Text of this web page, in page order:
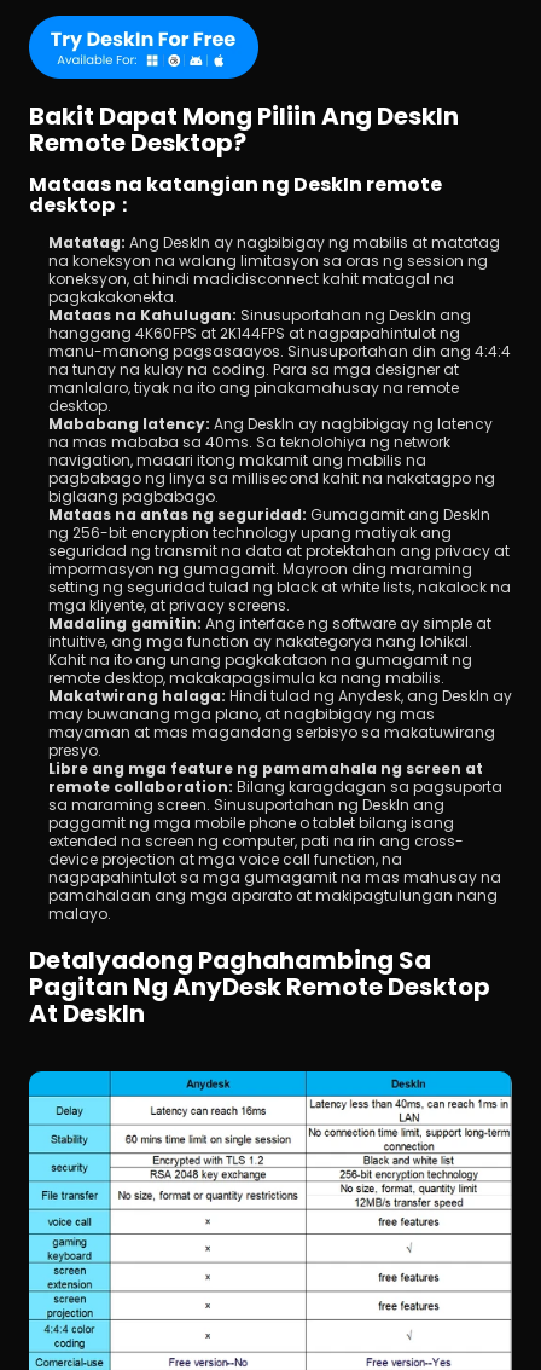
Bakit Dapat Mong Piliin Ang DeskIn
Remote Desktop?
Mataas na katangian ng DeskIn remote
desktop：
Matatag: Ang DeskIn ay nagbibigay ng mabilis at matatag
na koneksyon na walang limitasyon sa oras ng session ng
koneksyon, at hindi madidisconnect kahit matagal na
pagkakakonekta.
Mataas na Kahulugan: Sinusuportahan ng DeskIn ang
hanggang 4K60FPS at 2K144FPS at nagpapahintulot ng
manu-manong pagsasaayos. Sinusuportahan din ang 4:4:4
na tunay na kulay na coding. Para sa mga designer at
manlalaro, tiyak na ito ang pinakamahusay na remote
desktop.
Mababang latency: Ang DeskIn ay nagbibigay ng latency
na mas mababa sa 40ms. Sa teknolohiya ng network
navigation, maaari itong makamit ang mabilis na
pagbabago ng linya sa millisecond kahit na nakatagpo ng
biglaang pagbabago.
Mataas na antas ng seguridad: Gumagamit ang DeskIn
ng 256-bit encryption technology upang matiyak ang
seguridad ng transmit na data at protektahan ang privacy at
impormasyon ng gumagamit. Mayroon ding maraming
setting ng seguridad tulad ng black at white lists, nakalock na
mga kliyente, at privacy screens.
Madaling gamitin: Ang interface ng software ay simple at
intuitive, ang mga function ay nakategorya nang lohikal.
Kahit na ito ang unang pagkakataon na gumagamit ng
remote desktop, makakapagsimula ka nang mabilis.
Makatwirang halaga: Hindi tulad ng Anydesk, ang DeskIn ay
may buwanang mga plano, at nagbibigay ng mas
mayaman at mas magandang serbisyo sa makatuwirang
presyo.
Libre ang mga feature ng pamamahala ng screen at
remote collaboration: Bilang karagdagan sa pagsuporta
sa maraming screen. Sinusuportahan ng DeskIn ang
paggamit ng mga mobile phone o tablet bilang isang
extended na screen ng computer, pati na rin ang cross-
device projection at mga voice call function, na
nagpapahintulot sa mga gumagamit na mas mahusay na
pamahalaan ang mga aparato at makipagtulungan nang
malayo.
Detalyadong Paghahambing Sa
Pagitan Ng AnyDesk Remote Desktop
At DeskIn